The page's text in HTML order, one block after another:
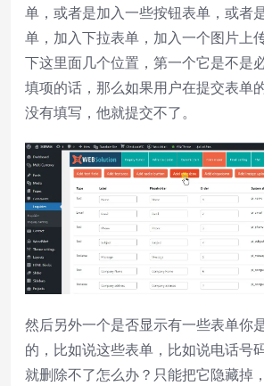
单，或者是加入一些按钮表单，或者
单，加入下拉表单，加入一个图片上
下这里面几个位置，第一个它是不是
填项的话，那么如果用户在提交表单
没有填写，他就提交不了。
然后另外一个是否显示有一些表单你
的，比如说这些表单，比如说电话号
就删除不了怎么办？只能把它隐藏掉